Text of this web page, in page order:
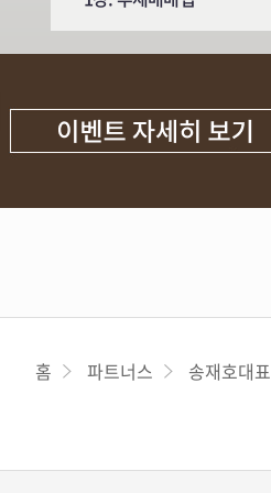
홈 파트너스 송재호대표